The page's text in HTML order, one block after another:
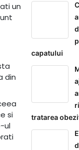
un
din
si
ul
capatului
tratarea